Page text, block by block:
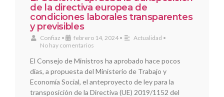
de la directiva europea de
condiciones laborales transparentes
y previsibles
Confiaz • febrero 14, 2024 • Actualidad •
No hay comentarios
El Consejo de Ministros ha aprobado hace pocos
días, a propuesta del Ministerio de Trabajo y
Economía Social, el anteproyecto de ley para la
transposición de la Directiva (UE) 2019/1152 del